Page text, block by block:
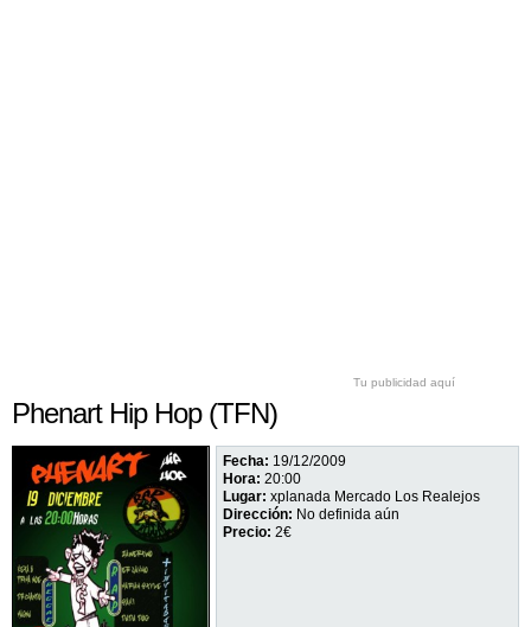
Tu publicidad aquí
Phenart Hip Hop (TFN)
Fecha: 19/12/2009
Hora: 20:00
Lugar: xplanada Mercado Los Realejos
Dirección: No definida aún
Precio: 2€